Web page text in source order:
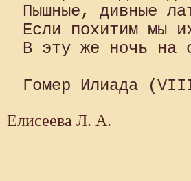
Пышные, дивные
Если похитим мы
В эту же ночь на
Елисеева Л. А.